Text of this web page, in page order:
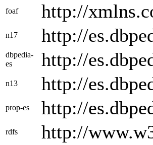
foaf http://
n17 http://
dbpedia-
es
http://
n13 http://
prop-es http://
rdfs http://